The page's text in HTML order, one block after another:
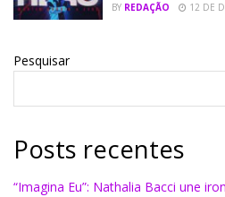
BY REDAÇÃO 12 DE
Pesquisar
Posts recentes
“Imagina Eu”: Nathalia Bacci une